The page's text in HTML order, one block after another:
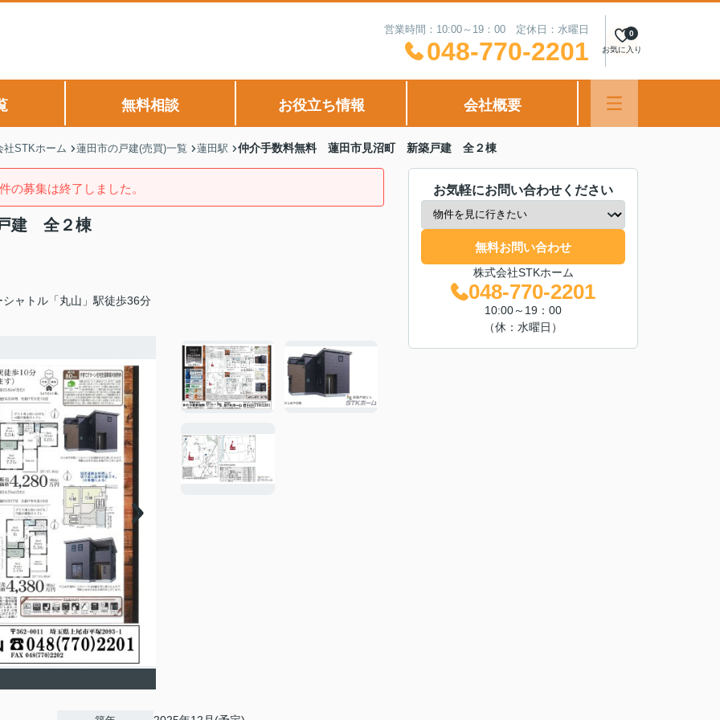
営業時間：10:00～19：00 定休日：水曜日
048-770-2201 お気に入り
0
無料相談 お役立ち情報 会社概要
社STKホーム 蓮田市の戸建(売買)一覧 蓮田駅 仲介手数料無料 蓮田市見沼町 新築戸建 全２棟
の募集は終了しました。
建 全２棟
ャトル「丸山」駅徒歩36分
お気軽にお問い合わせください
無料お問い合わせ
株式会社STKホーム
048-770-2201
10:00～19：00
（休：水曜日）